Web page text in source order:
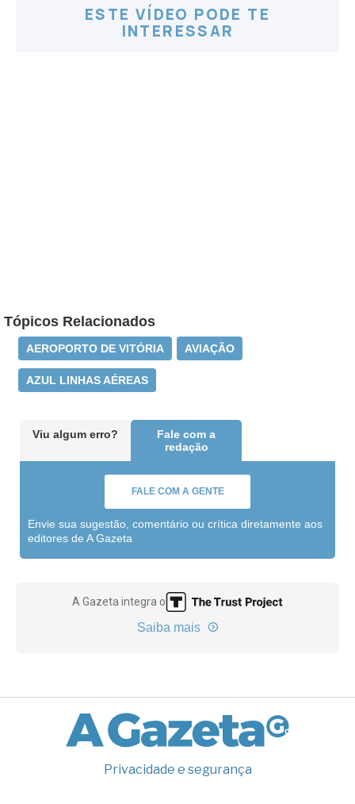
ESTE VÍDEO PODE TE
INTERESSAR
Tópicos Relacionados
AEROPORTO DE VITÓRIA AVIAÇÃO
AZUL LINHAS AÉREAS
Viu algum erro?
Fale com a
redação
FALE COM A GENTE
Envie sua sugestão, comentário ou crítica diretamente aos
editores de A Gazeta
A Gazeta integra o
Saiba mais
Privacidade e segurança